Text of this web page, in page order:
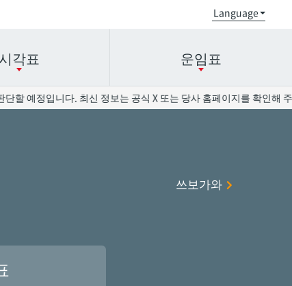
시각표 운임표
예정입니다. 최신 정보는 공식 X 또는 당사 홈페이지를 확인해 주십
쓰보가와